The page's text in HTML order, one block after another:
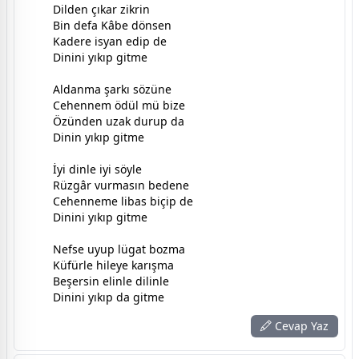
Dilden çıkar zikrin
Bin defa Kâbe dönsen
Kadere isyan edip de
Dinini yıkıp gitme
Aldanma şarkı sözüne
Cehennem ödül mü bize
Özünden uzak durup da
Dinin yıkıp gitme
İyi dinle iyi söyle
Rüzgâr vurmasın bedene
Cehenneme libas biçip de
Dinini yıkıp gitme
Nefse uyup lügat bozma
Küfürle hileye karışma
Beşersin elinle dilinle
Dinini yıkıp da gitme
Cevap Yaz